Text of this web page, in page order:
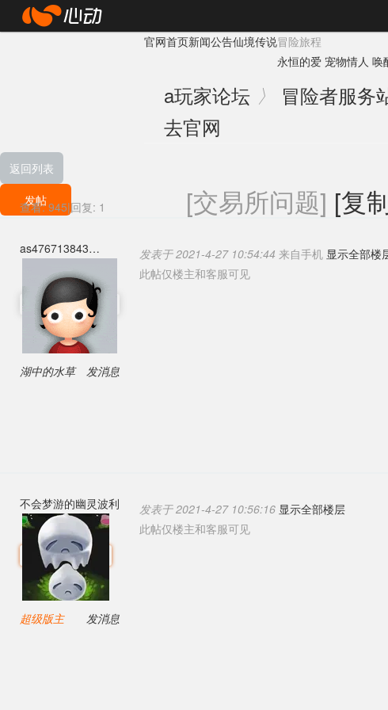
心
官网首页新闻公告仙境传说冒险旅程
永恒的爱 宠物情人 唤
a玩家论坛 〉
冒险者服务
去官网
返回列表
发帖
查看: 945|回复: 1 [交易所问题] [复
as476713843
湖中的水草 发消息
发表于 2021-4-27 10:54:44 来自手机 显示全部楼
此帖仅楼主和客服可见
不会梦游的幽灵波利
超级版主 发消息
发表于 2021-4-27 10:56:16 显示全部楼层
此帖仅楼主和客服可见